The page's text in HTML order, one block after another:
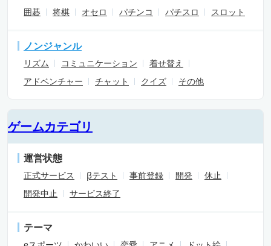
囲碁
将棋 オセロ パチンコ パチスロ スロット
ノンジャンル
リズム コミュニケーション
着せ替え
アドベンチャー
チャット クイズ その他
ゲームカテゴリ
運営状態
正式サービス βテスト 事前登録 開発
休止
開発中止
サービス終了
テーマ